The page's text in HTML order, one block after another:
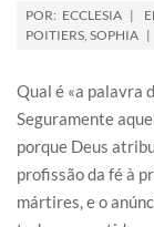
POR: ECCLESIA
POITIERS, SOPHIA
Qual é «a palavra
Seguramente
porque Deus
profissão da fé à
mártires, e o